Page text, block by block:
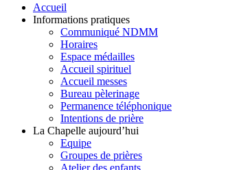
Accueil
Informations pratiques
Communiqué NDMM
Horaires
Espace médailles
Accueil spirituel
Accueil messes
Bureau pèlerinage
Permanence téléphonique
Intentions de prière
La Chapelle aujourd’hui
Equipe
Groupes de prières
Atelier des enfants